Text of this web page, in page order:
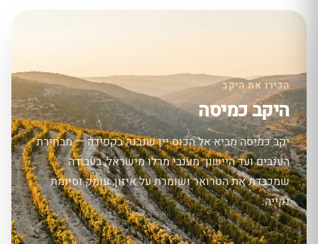
הכירו את היקב
היקב כמיסה
יקב כמיסה מביא אל הכוס יין שנבנה בקפידה — מבחירת
הענבים ועד היישון. מענבי מרלו מישראל, בעבודה
שמכבדת את הטרואר ושומרת על איזון, עומק וסיומת
נקייה.